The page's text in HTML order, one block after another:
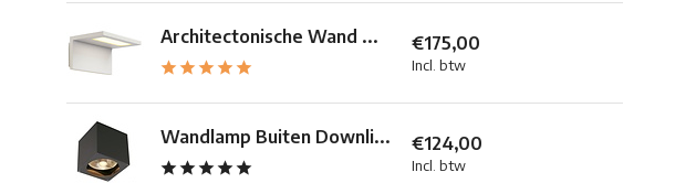
Architectonische Wand ... €175,00
Incl. btw
Wandlamp Buiten Downli... €124,00
Incl. btw